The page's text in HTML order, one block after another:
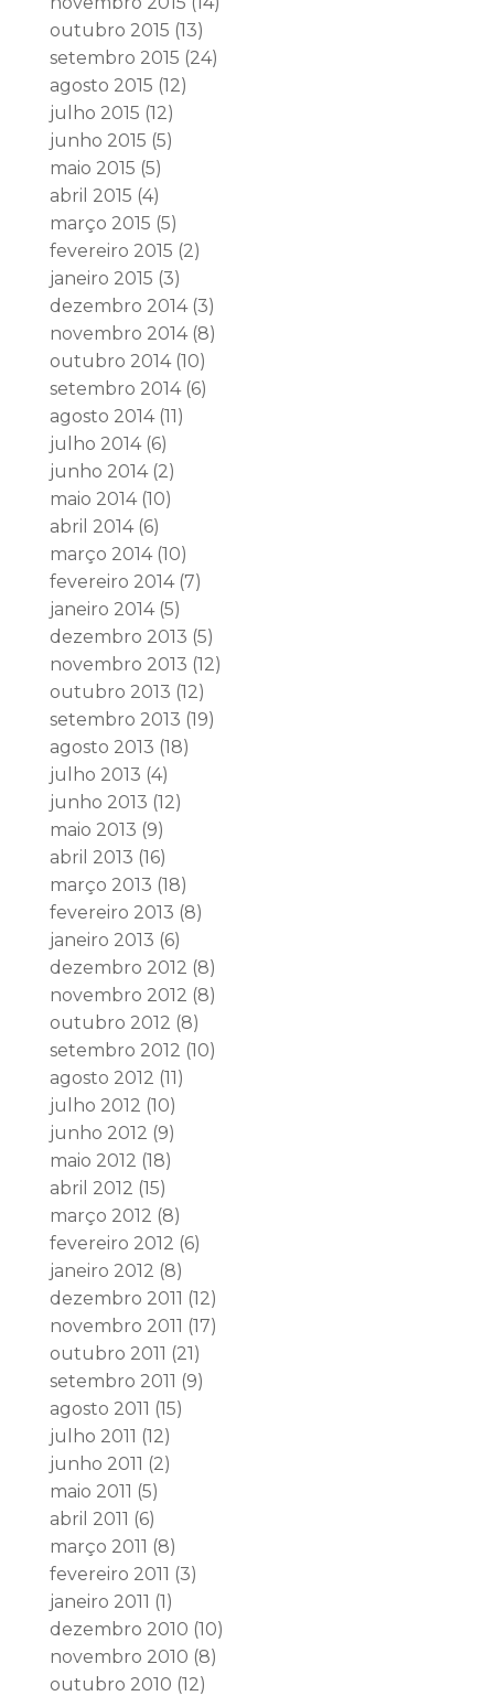
outubro 2015 (13)
setembro 2015 (24)
agosto 2015 (12)
julho 2015 (12)
junho 2015 (5)
maio 2015 (5)
abril 2015 (4)
março 2015 (5)
fevereiro 2015 (2)
janeiro 2015 (3)
dezembro 2014(3)
novembro 2014(8)
outubro 2014(10)
setembro 2014(6)
agosto 2014(11)
julho 2014(6)
junho 2014(2)
maio 2014(10)
abril 2014(6)
março 2014(10)
fevereiro 2014(7)
janeiro 2014(5)
dezembro 2013 (5)
novembro 2013 (12)
outubro 2013 (12)
setembro 2013 (19)
agosto 2013 (18)
julho 2013 (4)
junho 2013 (12)
maio 2013 (9)
abril 2013 (16)
março 2013 (18)
fevereiro 2013 (8)
janeiro 2013 (6)
dezembro 2012 (8)
novembro 2012 (8)
outubro 2012 (8)
setembro 2012 (10)
agosto 2012 (11)
julho 2012 (10)
junho 2012 (9)
maio 2012 (18)
abril 2012 (15)
março 2012 (8)
fevereiro 2012 (6)
janeiro 2012 (8)
dezembro 2011 (12)
novembro 2011 (17)
outubro 2011 (21)
setembro 2011 (9)
agosto 2011 (15)
julho 2011 (12)
junho 2011 (2)
maio 2011 (5)
abril 2011 (6)
março 2011 (8)
fevereiro 2011 (3)
janeiro 2011 (1)
dezembro 2010 (10)
novembro 2010 (8)
outubro 2010 (12)